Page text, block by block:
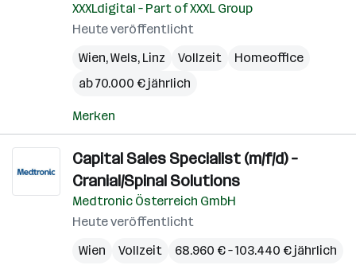
XXXLdigital – Part of XXXL Group
Heute veröffentlicht
Wien,Wels, Linz Vollzeit
Homeoffice
ab 70.000 € jährlich
Merken
Capital Sales Specialist (m/f/d) –
Cranial/Spinal Solutions
Medtronic Österreich GmbH
Heute veröffentlicht
Wien
Vollzeit 68.960 € – 103.440 € jährlich